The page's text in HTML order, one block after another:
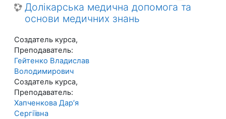
Долікарська медична допомога та
основи медичних знань
Создатель курса,
Преподаватель:
Гейтенко Владислав
Володимирович
Создатель курса,
Преподаватель:
Хапченкова Дар′я
Сергіївна